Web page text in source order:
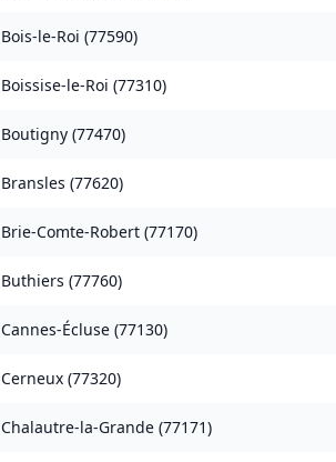
Bois-le-Roi (77590)
Boissise-le-Roi (77310)
Boutigny (77470)
Bransles (77620)
Brie-Comte-Robert (77170)
Buthiers (77760)
Cannes-Écluse (77130)
Cerneux (77320)
Chalautre-la-Grande (77171)